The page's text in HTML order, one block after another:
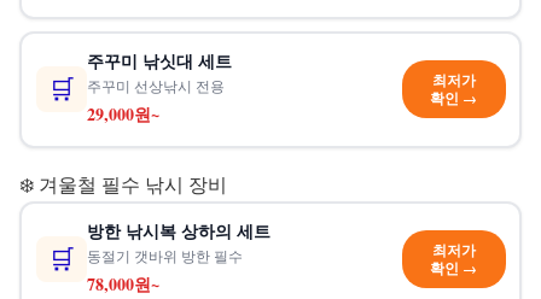
🛒
주꾸미 낚싯대 세트
주꾸미 선상낚시 전용
29,000원~
최저가
확인 →
❄️ 겨울철 필수 낚시 장비
🛒
방한 낚시복 상하의 세트
동절기 갯바위 방한 필수
78,000원~
최저가
확인 →